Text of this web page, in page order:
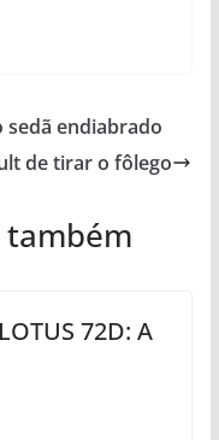
sedã endiabrado
de tirar o fôlego
72D: A